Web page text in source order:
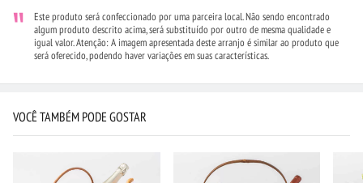
Este produto será confeccionado por uma parceira local. Não sendo encontrado
algum produto descrito acima, será substituído por outro de mesma qualidade e
igual valor. Atenção: A imagem apresentada deste arranjo é similar ao produto que
será oferecido, podendo haver variações em suas características.
VOCÊ TAMBÉM PODE GOSTAR